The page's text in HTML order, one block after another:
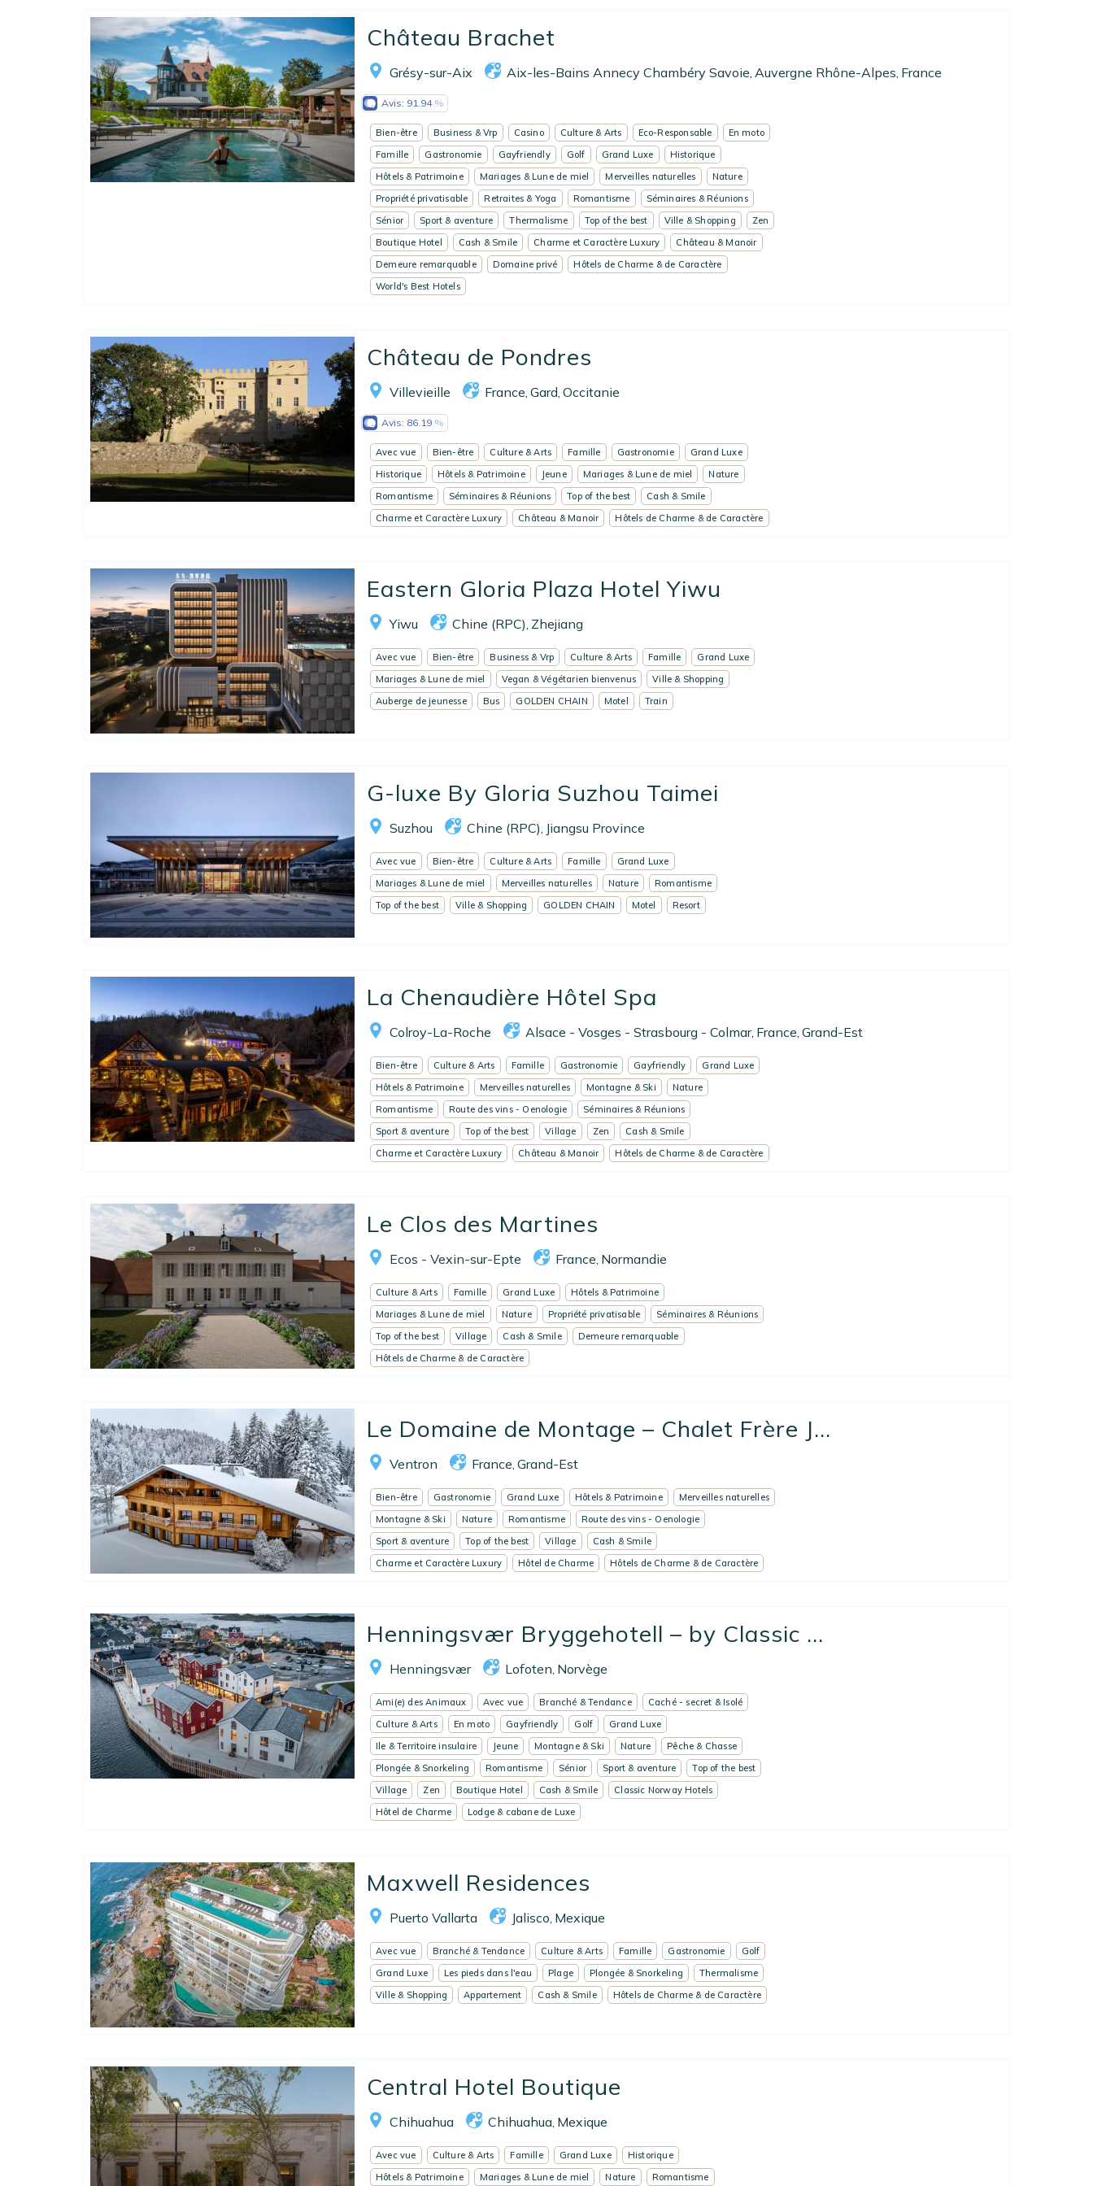
FR ES
Château Brachet
Grésy-sur-Aix Aix-les-Bains Annecy Chambéry Savoie Auvergne Rhône-Alpes France
Avis: 91.94
Bien-être Business & Vrp Casino Culture & Arts Eco-Responsable
En moto
Famille
Gastronomie Gayfriendly Golf Grand Luxe
Historique
Hôtels & Patrimoine
Mariages & Lune de miel Merveilles naturelles
Nature
Propriété privatisable
Retraites & Yoga Romantisme
Séminaires & Réunions
Sénior
Sport & aventure Thermalisme Top of the best Ville & Shopping
Zen
Boutique Hotel
Cash & Smile Charme et Caractère Luxury
Château & Manoir
Demeure remarquable
Domaine privé
Hôtels de Charme & de Caractère
World's Best Hotels
Château de Pondres
Villevieille France Gard Occitanie
Avis: 86.19
Avec vue Bien-être Culture & Arts Famille Gastronomie
Grand Luxe
Historique
Hôtels & Patrimoine Jeune Mariages & Lune de miel
Nature
Romantisme
Séminaires & Réunions Top of the best
Cash & Smile
Charme et Caractère Luxury
Château & Manoir Hôtels de Charme & de Caractère
Eastern Gloria Plaza Hotel Yiwu
Yiwu Chine (RPC) Zhejiang
Avec vue Bien-être Business & Vrp Culture & Arts Famille
Grand Luxe
Mariages & Lune de miel
Vegan & Végétarien bienvenus
Ville & Shopping
Auberge de jeunesse
Bus GOLDEN CHAIN Motel Train
G-luxe By Gloria Suzhou Taimei
Suzhou Chine (RPC) Jiangsu Province
Avec vue Bien-être Culture & Arts Famille
Grand Luxe
Mariages & Lune de miel
Merveilles naturelles Nature
Romantisme
Top of the best
Ville & Shopping GOLDEN CHAIN Motel Resort
La Chenaudière Hôtel Spa
Colroy-La-Roche Alsace - Vosges - Strasbourg - Colmar, France, Grand-Est
Bien-être Culture & Arts Famille Gastronomie Gayfriendly
Grand Luxe
Hôtels & Patrimoine
Merveilles naturelles Montagne & Ski
Nature
Romantisme
Route des vins - Oenologie
Séminaires & Réunions
Sport & aventure
Top of the best Village Zen
Cash & Smile
Charme et Caractère Luxury
Château & Manoir Hôtels de Charme & de Caractère
Le Clos des Martines
Ecos - Vexin-sur-Epte France, Normandie
Culture & Arts Famille Grand Luxe
Hôtels & Patrimoine
Mariages & Lune de miel
Nature Propriété privatisable
Séminaires & Réunions
Top of the best
Village Cash & Smile
Demeure remarquable
Hôtels de Charme & de Caractère
Le Domaine de Montage – Chalet Frère J...
Ventron France, Grand-Est
Bien-être Gastronomie Grand Luxe Hôtels & Patrimoine
Merveilles naturelles
Montagne & Ski
Nature Romantisme
Route des vins - Oenologie
Sport & aventure
Top of the best Village
Cash & Smile
Charme et Caractère Luxury
Hôtel de Charme Hôtels de Charme & de Caractère
Henningsvær Bryggehotell – by Classic ...
Henningsvær Lofoten, Norvège
Ami(e) des Animaux Avec vue Branché & Tendance
Caché - secret & Isolé
Culture & Arts
En moto Gayfriendly Golf
Grand Luxe
Ile & Territoire insulaire
Jeune Montagne & Ski Nature
Pêche & Chasse
Plongée & Snorkeling
Romantisme Sénior Sport & aventure
Top of the best
Village
Zen Boutique Hotel Cash & Smile
Classic Norway Hotels
Hôtel de Charme
Lodge & cabane de Luxe
Maxwell Residences
Puerto Vallarta Jalisco, Mexique
Avec vue Branché & Tendance Culture & Arts Famille Gastronomie
Golf
Grand Luxe
Les pieds dans l'eau Plage Plongée & Snorkeling
Thermalisme
Ville & Shopping
Appartement Cash & Smile Hôtels de Charme & de Caractère
Central Hotel Boutique
Chihuahua Chihuahua, Mexique
Avec vue Culture & Arts Famille Grand Luxe
Historique
Hôtels & Patrimoine
Mariages & Lune de miel Nature Romantisme